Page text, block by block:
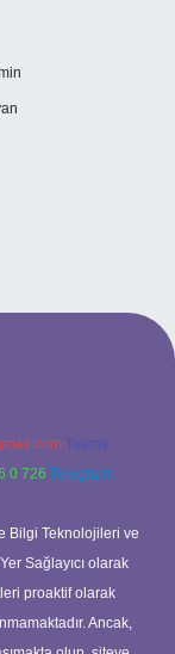
Teams:
0 726 Telegram:
Bilgi Teknolojileri ve
Sağlayıcı olarak
proaktif olarak
Ancak,